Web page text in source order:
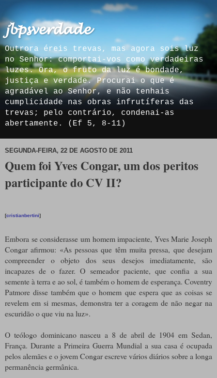
𝓳𝓫𝓹𝓼𝓿𝓮𝓻𝓭𝓪𝓭𝓮
Outrora éreis trevas, mas agora sois luz
no Senhor: comportai-vos como verdadeiras
luzes. Ora, o fruto da luz é bondade,
justiça e verdade. Procurai o que é
agradável ao Senhor, e não tenhais
cumplicidade nas obras infrutíferas das
trevas; pelo contrário, condenai-as
abertamente. (Ef 5, 8-11)
SEGUNDA-FEIRA, 22 DE AGOSTO DE 2011
Quem foi Yves Congar, um dos peritos
participante do CV II?
[cristianbertini]
Embora se considerasse um homem impaciente, Yves Marie Joseph
Congar afirmou: «As pessoas que têm muita pressa, que desejam
compreender o objeto dos seus desejos imediatamente, são
incapazes de o fazer. O semeador paciente, que confia a sua
semente à terra e ao sol, é também o homem de esperança. Coventry
Patmore disse também que o homem que espera que as coisas se
revelem em si mesmas, demonstra ter a coragem de não negar na
escuridão o que viu na luz».
O teólogo dominicano nasceu a 8 de abril de 1904 em Sedan,
França. Durante a Primeira Guerra Mundial a sua casa é ocupada
pelos alemães e o jovem Congar escreve vários diários sobre a longa
permanência germânica.